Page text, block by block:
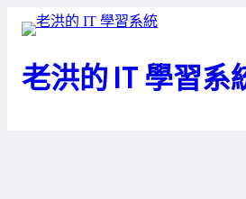
老洪的 IT 學習系